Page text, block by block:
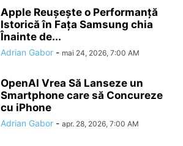
Apple Reușește o Performanță
Istorică în Fața Samsung chia
Înainte de...
Adrian Gabor - mai 24, 2026, 7:00 AM
OpenAI Vrea Să Lanseze un
Smartphone care să Concureze
cu iPhone
Adrian Gabor - apr. 28, 2026, 7:00 AM